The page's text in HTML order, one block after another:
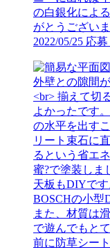
2022/05/25 応募